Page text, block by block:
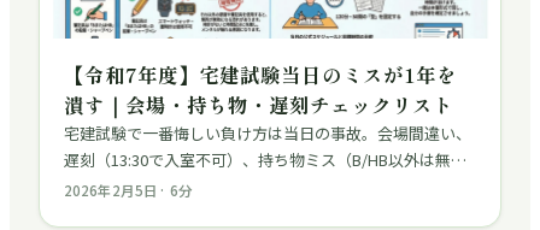
【令和7年度】宅建試験当日のミスが1年を
潰す｜会場・持ち物・遅刻チェックリスト
宅建試験で一番悔しい負け方は当日の事故。会場間違い、
遅刻（13:30で入室不可）、持ち物ミス（B/HB以外は無
効）など、年1回の試験を台無しにしないためのチェック
2026年2月5日 · 6分